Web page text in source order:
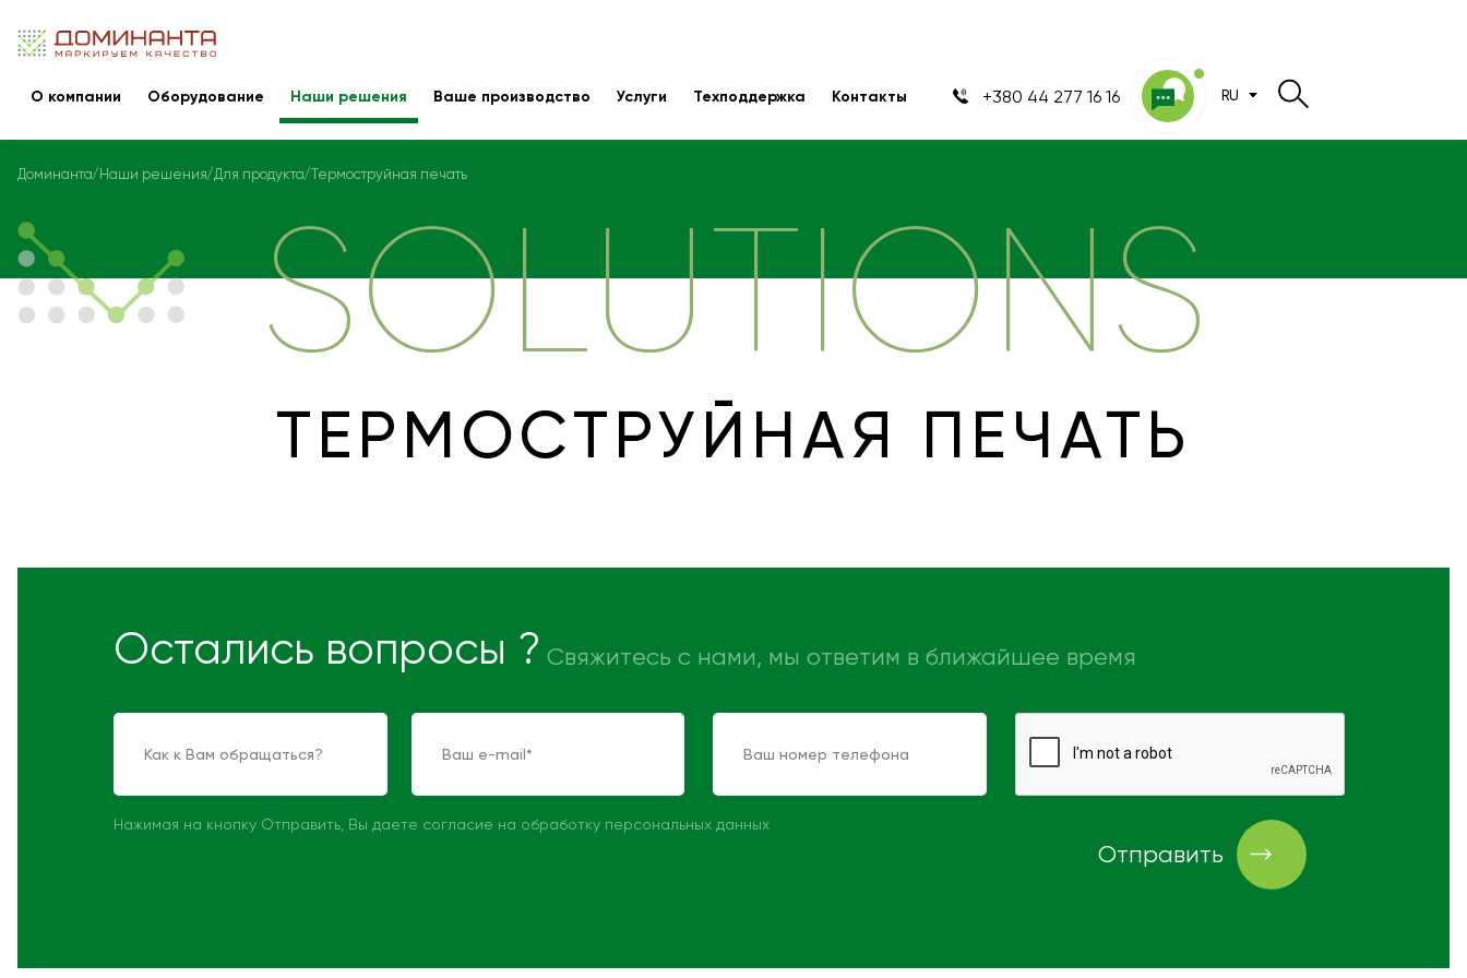
О компании Оборудование Наши решения Ваше производство Услуги Техподдержка Контакты +380 44 277 16 16 RU
Доминанта Наши решения Для продукта Термоструйная печать
SOLUTIONS
ТЕРМОСТРУЙНАЯ ПЕЧАТЬ
Остались вопросы ? Свяжитесь с нами, мы ответим в ближайшее время
Отправить
Нажимая на кнопку Отправить, Вы даете согласие на обработку персональных данных